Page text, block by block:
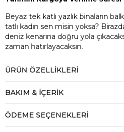
Beyaz tek katlı yazlık binaların
tatlı kadın sen misin yoksa?
deniz kenarına doğru yola
zaman hatırlayacaksın.
ÜRÜN ÖZELLIKLERI
BAKIM & İÇERİK
ÖDEME SEÇENEKLERI